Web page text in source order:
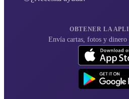
OBTENER LA
Envía cartas, fotos y dinero